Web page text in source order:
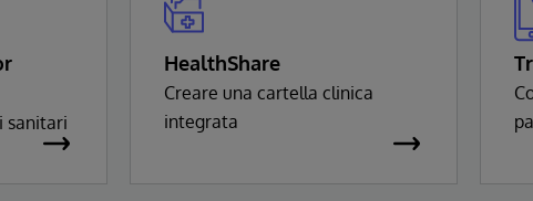
sanitari
HealthShare
Creare una cartella clinica
integrata